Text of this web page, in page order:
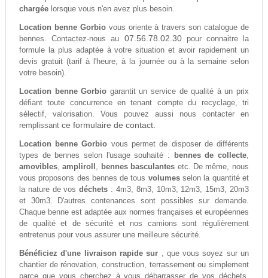
chargéelorsque vous n'en avez plus besoin.
Location benne Gorbiovous oriente à travers son catalogue de
bennes. Contactez-nous au 07.56.78.02.30pour connaitre la
formule la plus adaptée à votre situation et avoir rapidement un
devis gratuit (tarif à l'heure, à la journée ou à la semaine selon
votre besoin).
Location benne Gorbio garantit un service de qualité à un prix
défiant toute concurrence en tenant compte du recyclage, tri
sélectif, valorisation. Vous pouvez aussi nous contacter en
remplissant ce formulaire de contact.
Location benne Gorbio vous permet de disposer de différents
types de bennes selon l'usage souhaité :
bennes de collecte,
amovibles,ampliroll , bennes basculantes etc. De même, nous
vous proposons des bennes de tous volumesselon la quantité et
la nature de vosdéchets : 4m3, 8m3, 10m3, 12m3, 15m3, 20m3
et 30m3. D'autres contenances sont possibles sur demande.
Chaque benne est adaptée aux normes françaises et européennes
de qualité et de sécurité et nos camions sont régulièrement
entretenus pour vous assurer une meilleure sécurité.
Bénéficiez d'une livraison rapide sur , que vous soyez sur un
chantier de rénovation, construction, terrassement ou simplement
parce que vous cherchez à vous débarrasser de vos déchets,